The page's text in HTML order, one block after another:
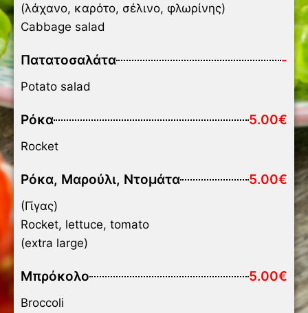
(λάχανο, καρότο, σέλινο, φλωρίνης)
Cabbage salad
Πατατοσαλάτα -
Potato salad
Ρόκα 5.00€
Rocket
Ρόκα, Μαρούλι, Ντομάτα 5.00€
(Γίγας)
Rocket, lettuce, tomato
(extra large)
Μπρόκολο 5.00€
Broccoli